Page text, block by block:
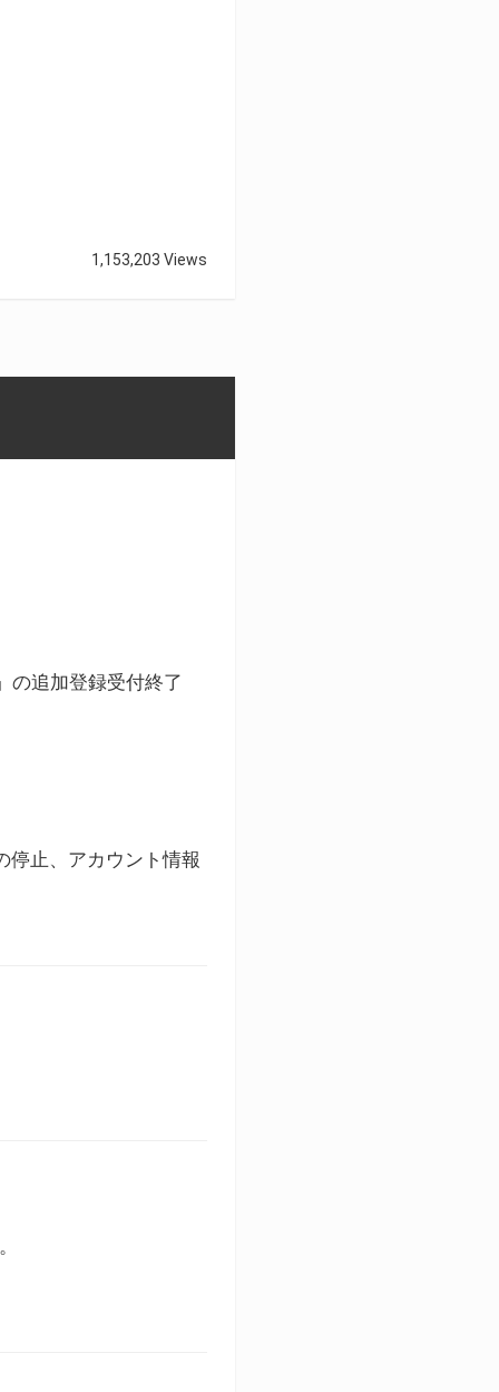
1,153,203 Views
の追加登録受付終了
停止、アカウント情報